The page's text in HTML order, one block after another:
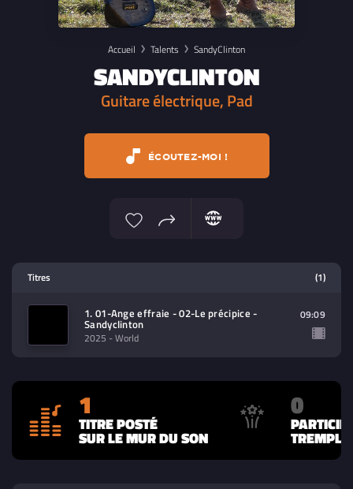
Accueil Talents SandyClinton
SANDYCLINTON
Guitare électrique, Pad
ÉCOUTEZ-MOI !
contenu à lire (audio/video)
Titres (1)
1. 01-Ange effraie - 02-Le précipice -
Sandyclinton
2025 - World
09:09
1
TITRE POSTÉ
SUR LE MUR DU SON
0